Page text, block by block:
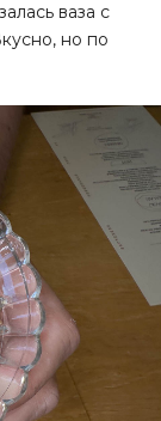
ваза с
но по